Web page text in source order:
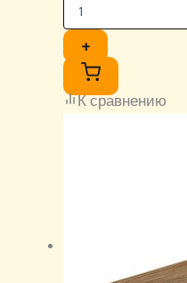
+
К сравнению